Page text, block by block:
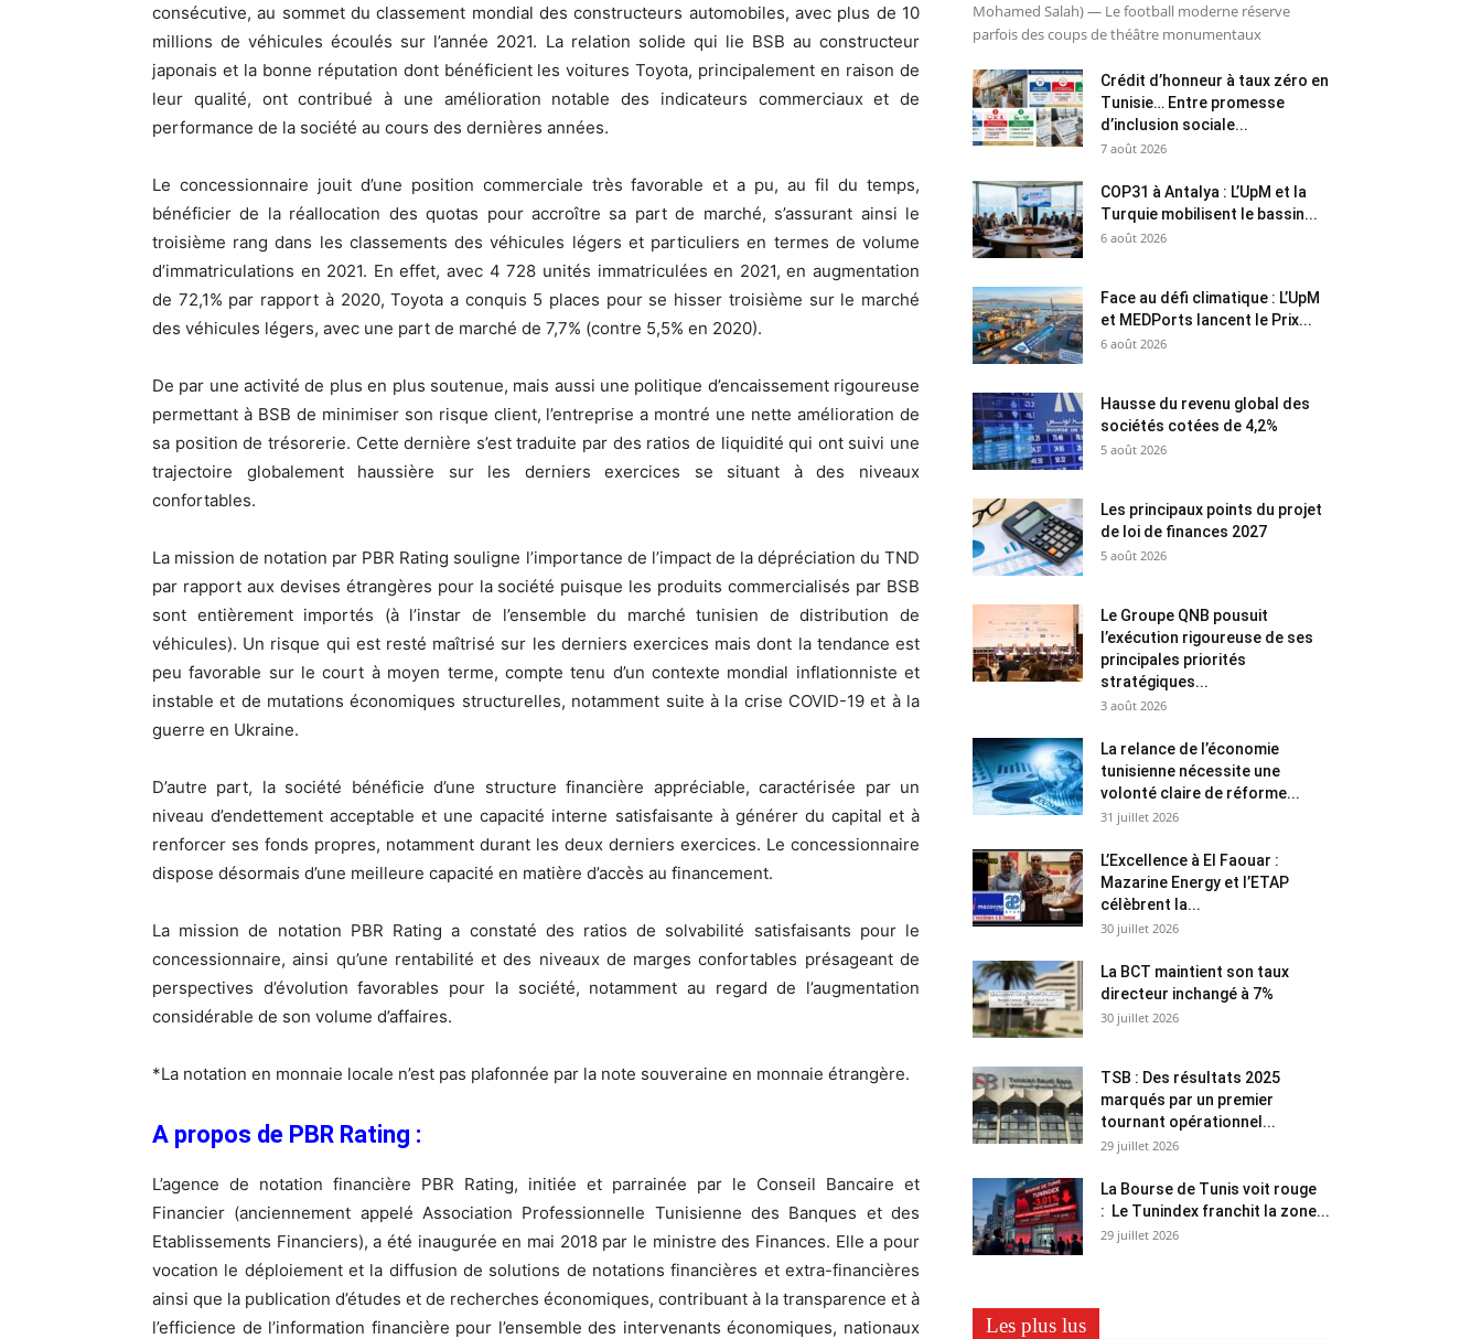
consécutive, au sommet du classement mondial des constructeurs automobiles, avec plus de 10
millions de véhicules écoulés sur l’année 2021. La relation solide qui lie BSB au constructeur
japonais et la bonne réputation dont bénéficient les voitures Toyota, principalement en raison de
leur qualité, ont contribué à une amélioration notable des indicateurs commerciaux et de
performance de la société au cours des dernières années.
Le concessionnaire jouit d’une position commerciale très favorable et a pu, au fil du temps,
bénéficier de la réallocation des quotas pour accroître sa part de marché, s’assurant ainsi le
troisième rang dans les classements des véhicules légers et particuliers en termes de volume
d’immatriculations en 2021. En effet, avec 4 728 unités immatriculées en 2021, en augmentation
de 72,1% par rapport à 2020, Toyota a conquis 5 places pour se hisser troisième sur le marché
des véhicules légers, avec une part de marché de 7,7% (contre 5,5% en 2020).
De par une activité de plus en plus soutenue, mais aussi une politique d’encaissement rigoureuse
permettant à BSB de minimiser son risque client, l’entreprise a montré une nette amélioration de
sa position de trésorerie. Cette dernière s’est traduite par des ratios de liquidité qui ont suivi une
trajectoire globalement haussière sur les derniers exercices se situant à des niveaux
confortables.
La mission de notation par PBR Rating souligne l’importance de l’impact de la dépréciation du TND
par rapport aux devises étrangères pour la société puisque les produits commercialisés par BSB
sont entièrement importés (à l’instar de l’ensemble du marché tunisien de distribution de
véhicules). Un risque qui est resté maîtrisé sur les derniers exercices mais dont la tendance est
peu favorable sur le court à moyen terme, compte tenu d’un contexte mondial inflationniste et
instable et de mutations économiques structurelles, notamment suite à la crise COVID-19 et à la
guerre en Ukraine.
D’autre part, la société bénéficie d’une structure financière appréciable, caractérisée par un
niveau d’endettement acceptable et une capacité interne satisfaisante à générer du capital et à
renforcer ses fonds propres, notamment durant les deux derniers exercices. Le concessionnaire
dispose désormais d’une meilleure capacité en matière d’accès au financement.
La mission de notation PBR Rating a constaté des ratios de solvabilité satisfaisants pour le
concessionnaire, ainsi qu’une rentabilité et des niveaux de marges confortables présageant de
perspectives d’évolution favorables pour la société, notamment au regard de l’augmentation
considérable de son volume d’affaires.
*La notation en monnaie locale n’est pas plafonnée par la note souveraine en monnaie étrangère.
A propos de PBR Rating :
L’agence de notation financière PBR Rating, initiée et parrainée par le Conseil Bancaire et
Financier (anciennement appelé Association Professionnelle Tunisienne des Banques et des
Etablissements Financiers), a été inaugurée en mai 2018 par le ministre des Finances. Elle a pour
vocation le déploiement et la diffusion de solutions de notations financières et extra-financières
ainsi que la publication d’études et de recherches économiques, contribuant à la transparence et à
l’efficience de l’information financière pour l’ensemble des intervenants économiques, nationaux
Mohamed Salah) — Le football moderne réserve
parfois des coups de théâtre monumentaux
Crédit d’honneur à taux zéro en
Tunisie… Entre promesse
d’inclusion sociale...
7 août 2026
COP31 à Antalya : L’UpM et la
Turquie mobilisent le bassin...
6 août 2026
Face au défi climatique : L’UpM
et MEDPorts lancent le Prix...
6 août 2026
Hausse du revenu global des
sociétés cotées de 4,2%
5 août 2026
Les principaux points du projet
de loi de finances 2027
5 août 2026
Le Groupe QNB pousuit
l’exécution rigoureuse de ses
principales priorités
stratégiques...
3 août 2026
La relance de l’économie
tunisienne nécessite une
volonté claire de réforme...
31 juillet 2026
L’Excellence à El Faouar :
Mazarine Energy et l’ETAP
célèbrent la...
30 juillet 2026
La BCT maintient son taux
directeur inchangé à 7%
30 juillet 2026
TSB : Des résultats 2025
marqués par un premier
tournant opérationnel...
29 juillet 2026
La Bourse de Tunis voit rouge
: Le Tunindex franchit la zone...
29 juillet 2026
Les plus lus